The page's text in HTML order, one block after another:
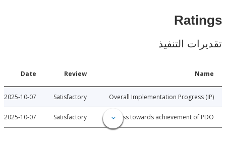
التنفيذ
Overall Implementation
Satisfactory
2025-10-07
Progress towards achievement of
Satisfactory
2025-10-07